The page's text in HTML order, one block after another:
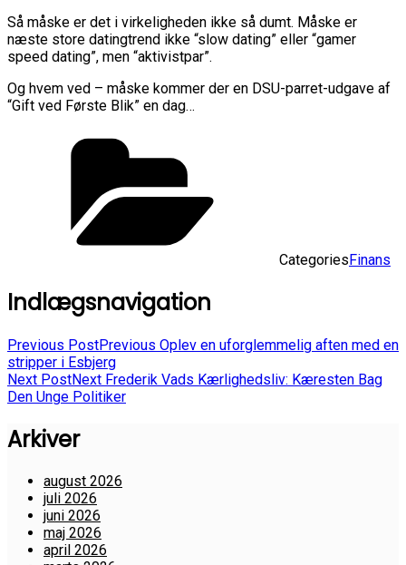
Så måske er det i virkeligheden ikke så dumt. Måske er
næste store datingtrend ikke “slow dating” eller “gamer
speed dating”, men “aktivistpar”.
Og hvem ved – måske kommer der en DSU-parret-udgave af
“Gift ved Første Blik” en dag…
CategoriesFinans
Indlægsnavigation
Previous PostPrevious Oplev en uforglemmelig aften med en
stripper i Esbjerg
Next PostNext Frederik Vads Kærlighedsliv: Kæresten Bag
Den Unge Politiker
Arkiver
august 2026
juli 2026
juni 2026
maj 2026
april 2026